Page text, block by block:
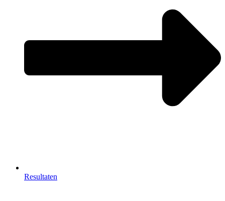
Resultaten